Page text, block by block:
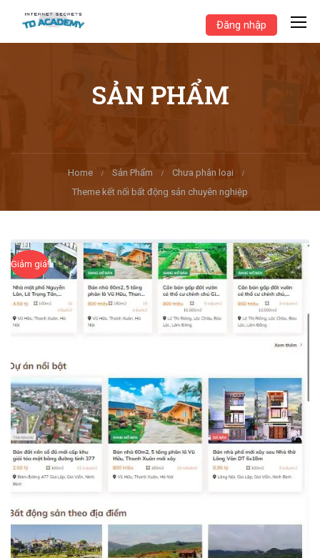
Đăng nhập
SẢN PHẨM
Home Sản Phẩm
Chưa phân loại
Theme kết nối bất động sản chuyên nghiệp
Giảm giá!